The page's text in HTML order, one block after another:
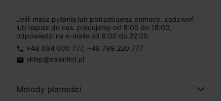
Jeśli masz pytania lub potrzebujesz pomocy, zadzwoń
lub napisz do nas: pracujemy od 8:00 do 18:00,
odpowiedzi na e-maile od 8:00 do 22:00.
phone +48 694 000 777, +48 799 220 777
email sklep@salonled.pl
Metody płatności